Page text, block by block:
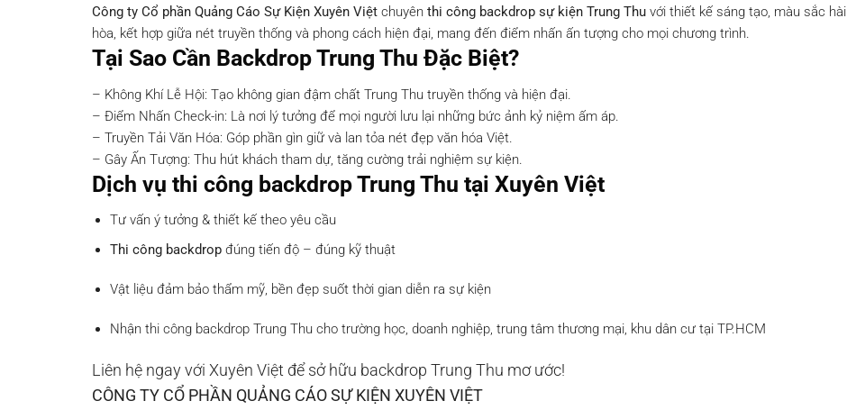
Công ty Cổ phần Quảng Cáo Sự Kiện Xuyên Việt chuyên thi công backdrop sự kiện Trung Thu với thiết kế sáng tạo, màu sắc hài
hòa, kết hợp giữa nét truyền thống và phong cách hiện đại, mang đến điểm nhấn ấn tượng cho mọi chương trình.
Tại Sao Cần Backdrop Trung Thu Đặc Biệt?
– Không Khí Lễ Hội: Tạo không gian đậm chất Trung Thu truyền thống và hiện đại.
– Điểm Nhấn Check-in: Là nơi lý tưởng để mọi người lưu lại những bức ảnh kỷ niệm ấm áp.
– Truyền Tải Văn Hóa: Góp phần gìn giữ và lan tỏa nét đẹp văn hóa Việt.
– Gây Ấn Tượng: Thu hút khách tham dự, tăng cường trải nghiệm sự kiện.
Dịch vụ thi công backdrop Trung Thu tại Xuyên Việt
Tư vấn ý tưởng & thiết kế theo yêu cầu
Thi công backdropđúng tiến độ – đúng kỹ thuật
Vật liệu đảm bảo thẩm mỹ, bền đẹp suốt thời gian diễn ra sự kiện
Nhận thi công backdrop Trung Thu cho trường học, doanh nghiệp, trung tâm thương mại, khu dân cư tại TP.HCM
Liên hệ ngay với Xuyên Việt để sở hữu backdrop Trung Thu mơ ước!
CÔNG TY CỔ PHẦN QUẢNG CÁO SỰ KIỆN XUYÊN VIỆT